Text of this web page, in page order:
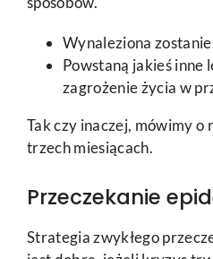
Wynaleziona
Powstaną jakieś inne
zagrożenie życia w
Tak czy inaczej, mówimy o
trzech miesiącach.
Przeczekanie
Strategia zwykłego